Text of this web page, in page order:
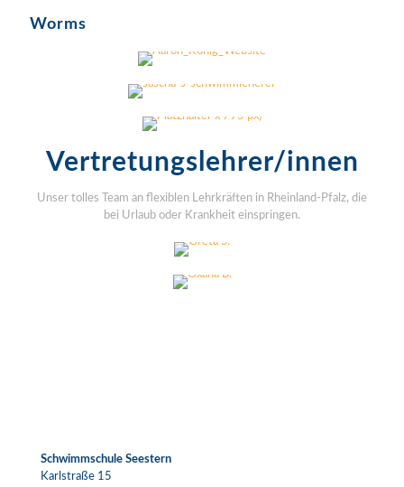
Worms
Sonntag
AMIN K.
Samstag u. Sonntag
Vertretungslehrer/innen
Unser tolles Team an flexiblen Lehrkräften in Rheinland-Pfalz, die
bei Urlaub oder Krankheit einspringen.
GRETA S.
Schwimmschule Seestern
Karlstraße 15